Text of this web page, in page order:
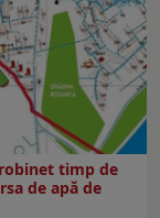
timp de
de apă de